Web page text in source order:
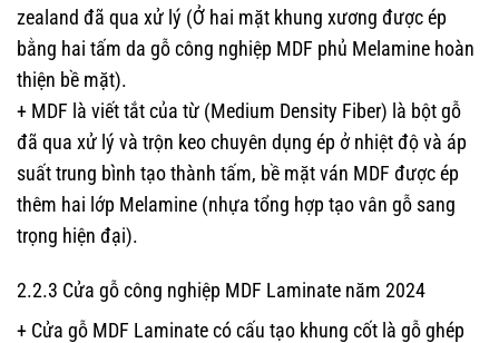
zealand đã qua xử lý (Ở hai mặt khung xương được ép
bằng hai tấm da gỗ công nghiệp MDF phủ Melamine hoàn
thiện bề mặt).
+ MDF là viết tắt của từ (Medium Density Fiber) là bột gỗ
đã qua xử lý và trộn keo chuyên dụng ép ở nhiệt độ và áp
suất trung bình tạo thành tấm, bề mặt ván MDF được ép
thêm hai lớp Melamine (nhựa tổng hợp tạo vân gỗ sang
trọng hiện đại).
2.2.3 Cửa gỗ công nghiệp MDF Laminate năm 2024
+ Cửa gỗ MDF Laminate có cấu tạo khung cốt là gỗ ghép